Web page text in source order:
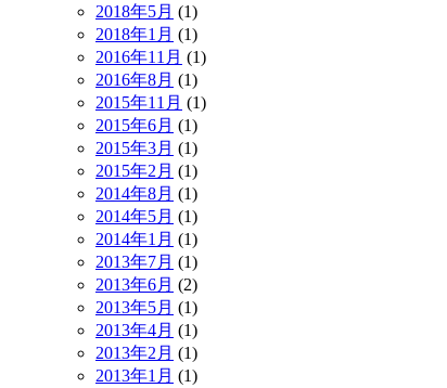
2018年5月 (1)
2018年1月 (1)
2016年11月 (1)
2016年8月 (1)
2015年11月 (1)
2015年6月 (1)
2015年3月 (1)
2015年2月 (1)
2014年8月 (1)
2014年5月 (1)
2014年1月 (1)
2013年7月 (1)
2013年6月 (2)
2013年5月 (1)
2013年4月 (1)
2013年2月 (1)
2013年1月 (1)